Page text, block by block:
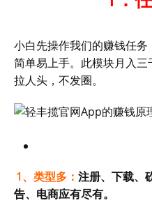
小白先操作我们的赚钱任务
简单易上手。此模块月入
拉人头，不发圈。
1、类型多： 注册、下载、
告、电商应有尽有。